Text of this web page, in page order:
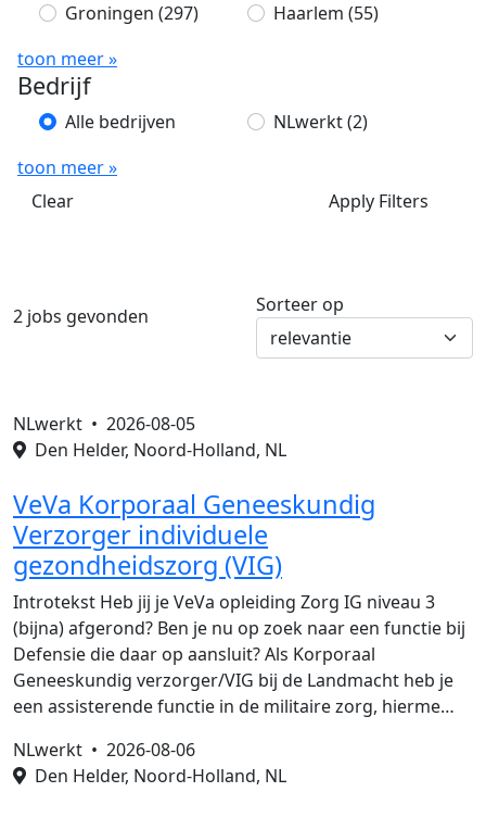
Groningen (297) Haarlem (55)
toon meer »
Bedrijf
Alle bedrijven NLwerkt(2)
toon meer »
Clear
Apply Filters
2 jobs gevonden Sorteer op
NLwerkt • 2026-08-05
Den Helder, Noord-Holland, NL
VeVa Korporaal Geneeskundig
Verzorger individuele
gezondheidszorg (VIG)
Introtekst Heb jij je VeVa opleiding Zorg IG niveau 3
(bijna) afgerond? Ben je nu op zoek naar een functie bij
Defensie die daar op aansluit? Als Korporaal
Geneeskundig verzorger/VIG bij de Landmacht heb je
een assisterende functie in de militaire zorg, hierme…
NLwerkt • 2026-08-06
Den Helder, Noord-Holland, NL